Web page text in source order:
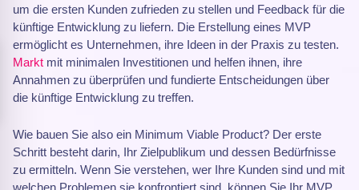
um die ersten Kunden zufrieden zu stellen und Feedback für die
künftige Entwicklung zu liefern. Die Erstellung eines MVP
ermöglicht es Unternehmen, ihre Ideen in der Praxis zu testen.
Markt mit minimalen Investitionen und helfen ihnen, ihre
Annahmen zu überprüfen und fundierte Entscheidungen über
die künftige Entwicklung zu treffen.
Wie bauen Sie also ein Minimum Viable Product? Der erste
Schritt besteht darin, Ihr Zielpublikum und dessen Bedürfnisse
zu ermitteln. Wenn Sie verstehen, wer Ihre Kunden sind und mit
welchen Problemen sie konfrontiert sind, können Sie Ihr MVP